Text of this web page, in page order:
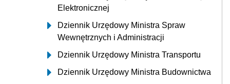
Elektronicznej
Dziennik Urzędowy Ministra Spraw
Wewnętrznych i Administracji
Dziennik Urzędowy Ministra Transportu
Dziennik Urzędowy Ministra Budownictwa